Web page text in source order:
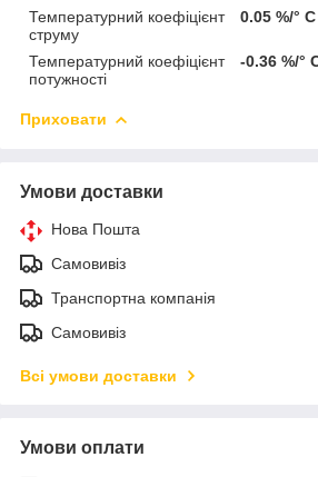
Температурний коефіцієнт
струму
0.05 %/° С
Температурний коефіцієнт
потужності
-0.36 %/°
Приховати
Умови доставки
Нова Пошта
Самовивіз
Транспортна компанія
Самовивіз
Всі умови доставки
Умови оплати